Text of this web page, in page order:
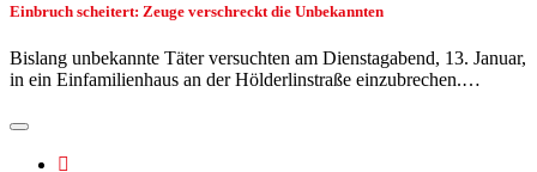
Einbruch scheitert: Zeuge verschreckt die Unbekannten
Bislang unbekannte Täter versuchten am Dienstagabend, 13. Januar,
in ein Einfamilienhaus an der Hölderlinstraße einzubrechen.…